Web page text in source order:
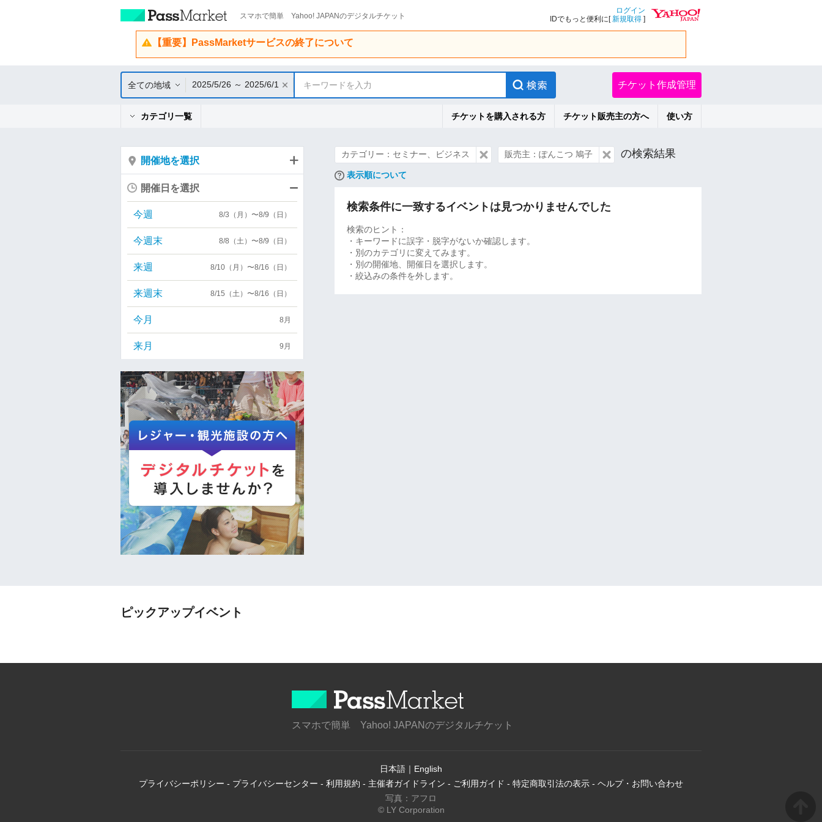
スマホで簡単 Yahoo! JAPANのデジタルチケット
ログイン
IDでもっと便利に[新規取得 ]
【重要】PassMarketサービスの終了について
全ての地域 2025/5/26 ～ 2025/6/1 キーワードを入力 チケット作成管理
カテゴリ一覧 チケットを購入される方 チケット販売主の方へ 使い方
カテゴリー：セミナー、ビジネス 販売主：ぽんこつ 鳩子 の検索結果
表示順について
検索条件に一致するイベントは見つかりませんでした
検索のヒント：
・キーワードに誤字・脱字がないか確認します。
・別のカテゴリに変えてみます。
・別の開催地、開催日を選択します。
・絞込みの条件を外します。
開催地を選択
開催日を選択
今週 8/3（月）〜8/9（日）
今週末 8/8（土）〜8/9（日）
来週 8/10（月）〜8/16（日）
来週末 8/15（土）〜8/16（日）
今月 8月
来月 9月
ピックアップイベント
スマホで簡単 Yahoo! JAPANのデジタルチケット
日本語 ｜ English
プライバシーポリシー - プライバシーセンター - 利用規約 - 主催者ガイドライン - ご利用ガイド - 特定商取引法の表示 - ヘルプ・お問い合わせ
写真：アフロ
© LY Corporation